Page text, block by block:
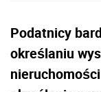
Podatnicy
określaniu